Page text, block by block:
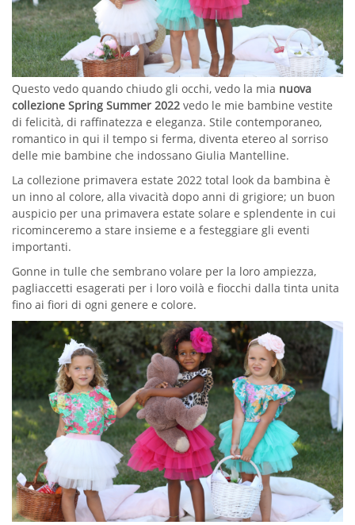
Questo vedo quando chiudo gli occhi, vedo la mia nuova
collezione Spring Summer 2022 vedo le mie bambine vestite
di felicità, di raffinatezza e eleganza. Stile contemporaneo,
romantico in qui il tempo si ferma, diventa etereo al sorriso
delle mie bambine che indossano Giulia Mantelline.
La collezione primavera estate 2022 total look da bambina è
un inno al colore, alla vivacità dopo anni di grigiore; un buon
auspicio per una primavera estate solare e splendente in cui
ricominceremo a stare insieme e a festeggiare gli eventi
importanti.
Gonne in tulle che sembrano volare per la loro ampiezza,
pagliaccetti esagerati per i loro voilà e fiocchi dalla tinta unita
fino ai fiori di ogni genere e colore.